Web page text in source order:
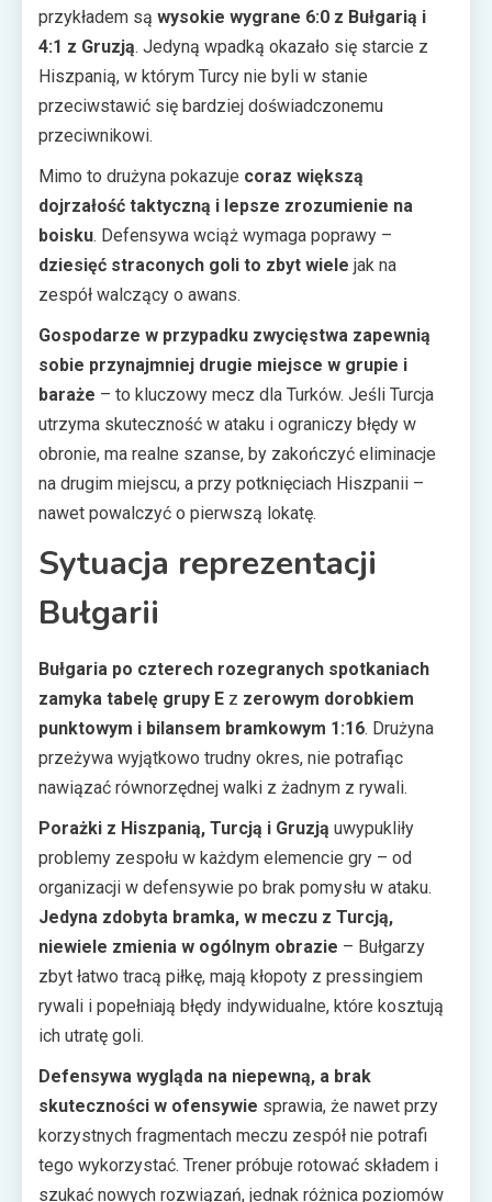
przykładem są wysokie wygrane 6:0 z Bułgarią i
4:1 z Gruzją. Jedyną wpadką okazało się starcie z
Hiszpanią, w którym Turcy nie byli w stanie
przeciwstawić się bardziej doświadczonemu
przeciwnikowi.
Mimo to drużyna pokazuje coraz większą
dojrzałość taktyczną i lepsze zrozumienie na
boisku. Defensywa wciąż wymaga poprawy –
dziesięć straconych goli to zbyt wiele jak na
zespół walczący o awans.
Gospodarze w przypadku zwycięstwa zapewnią
sobie przynajmniej drugie miejsce w grupie i
baraże – to kluczowy mecz dla Turków. Jeśli Turcja
utrzyma skuteczność w ataku i ograniczy błędy w
obronie, ma realne szanse, by zakończyć eliminacje
na drugim miejscu, a przy potknięciach Hiszpanii –
nawet powalczyć o pierwszą lokatę.
Sytuacja reprezentacji
Bułgarii
Bułgaria po czterech rozegranych spotkaniach
zamyka tabelę grupy E z zerowym dorobkiem
punktowym i bilansem bramkowym 1:16. Drużyna
przeżywa wyjątkowo trudny okres, nie potrafiąc
nawiązać równorzędnej walki z żadnym z rywali.
Porażki z Hiszpanią, Turcją i Gruzją uwypukliły
problemy zespołu w każdym elemencie gry – od
organizacji w defensywie po brak pomysłu w ataku.
Jedyna zdobyta bramka, w meczu z Turcją,
niewiele zmienia w ogólnym obrazie – Bułgarzy
zbyt łatwo tracą piłkę, mają kłopoty z pressingiem
rywali i popełniają błędy indywidualne, które kosztują
ich utratę goli.
Defensywa wygląda na niepewną, a brak
skuteczności w ofensywie sprawia, że nawet przy
korzystnych fragmentach meczu zespół nie potrafi
tego wykorzystać. Trener próbuje rotować składem i
szukać nowych rozwiązań, jednak różnica poziomów